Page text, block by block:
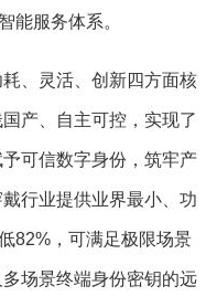
能服务体系。
、灵活、创新四方面核
产、自主可控，实现了
可信数字身份，筑牢产
行业提供业界最小、功
82%，可满足极限场景
场景终端身份密钥的远